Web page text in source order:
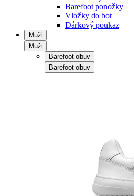
Barefoot ponožky
Vložky do bot
Dárkový poukaz
Muži
Muži
Barefoot obuv
Barefoot obuv